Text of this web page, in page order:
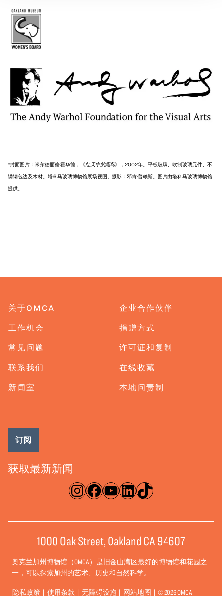
*封面图片：米尔德丽德·霍华德，《红天中的黑鸟》，2002年。平板玻璃、吹制玻璃元件、不
锈钢包边及木材。塔科马玻璃博物馆展场视图。摄影：邓肯·普赖斯。图片由塔科马玻璃博物馆
提供。
关于OMCA
工作机会
常见问题
联系我们
新闻室
企业合作伙伴
捐赠方式
许可证和复制
在线收藏
本地问责制
淘宝网脸书录像带ǞǞǞTikTok
获取最新新闻
订阅
1000 Oak Street, Oakland CA 94607
奥克兰加州博物馆（OMCA）是旧金山湾区最好的博物馆和花园之
一，可以探索加州的艺术、历史和自然科学。
隐私政策 使用条款 无障碍设施 网站地图 © 2026 OMCA